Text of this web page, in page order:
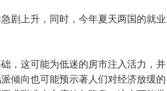
剧上升，同时，今年夏天两国的就业
，这可能为低迷的房市注入活力，并
倾向也可能预示著人们对经济放缓的